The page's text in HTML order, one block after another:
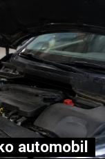
automobil